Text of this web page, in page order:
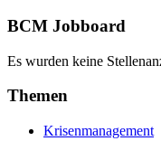
BCM Jobboard
Es wurden keine
Themen
Krisenmanagement